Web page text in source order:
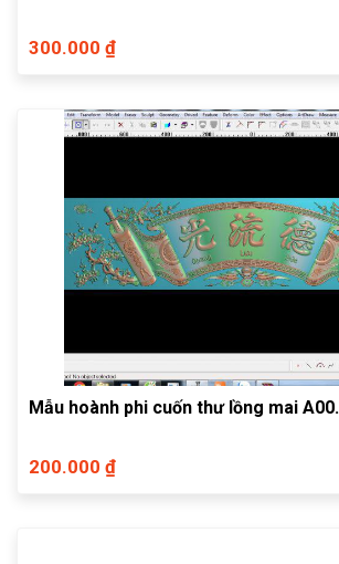
300.000 ₫
Mẫu hoành phi cuốn thư lồng mai A00.
200.000 ₫